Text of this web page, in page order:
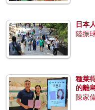
日本
陸振
種菜
的離
陳家